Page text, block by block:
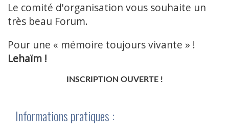
Le comité d'organisation vous souhaite un
très beau Forum.
Pour une « mémoire toujours vivante » !
Lehaïm !
INSCRIPTION OUVERTE !
Informations pratiques :